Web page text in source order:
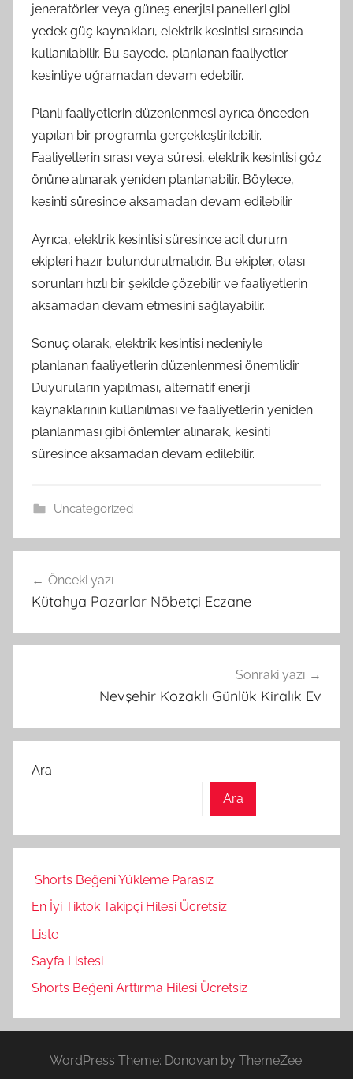
jeneratörler veya güneş enerjisi panelleri gibi
yedek güç kaynakları, elektrik kesintisi sırasında
kullanılabilir. Bu sayede, planlanan faaliyetler
kesintiye uğramadan devam edebilir.
Planlı faaliyetlerin düzenlenmesi ayrıca önceden
yapılan bir programla gerçekleştirilebilir.
Faaliyetlerin sırası veya süresi, elektrik kesintisi göz
önüne alınarak yeniden planlanabilir. Böylece,
kesinti süresince aksamadan devam edilebilir.
Ayrıca, elektrik kesintisi süresince acil durum
ekipleri hazır bulundurulmalıdır. Bu ekipler, olası
sorunları hızlı bir şekilde çözebilir ve faaliyetlerin
aksamadan devam etmesini sağlayabilir.
Sonuç olarak, elektrik kesintisi nedeniyle
planlanan faaliyetlerin düzenlenmesi önemlidir.
Duyuruların yapılması, alternatif enerji
kaynaklarının kullanılması ve faaliyetlerin yeniden
planlanması gibi önlemler alınarak, kesinti
süresince aksamadan devam edilebilir.
Uncategorized
gezinmesi
Önceki yazı
Kütahya Pazarlar Nöbetçi Eczane
Sonraki yazı
Nevşehir Kozaklı Günlük Kiralık Ev
Ara
Ara
Shorts Beğeni Yükleme Parasız
En İyi Tiktok Takipçi Hilesi Ücretsiz
Liste
Sayfa Listesi
Shorts Beğeni Arttırma Hilesi Ücretsiz
WordPress Theme: Donovan by ThemeZee.